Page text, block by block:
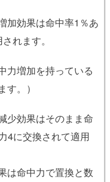
加効果は命中率1％あ
れます。
力増加を持っている
。）
少効果はそのまま命
4に交換されて適用
は命中力で置換と数